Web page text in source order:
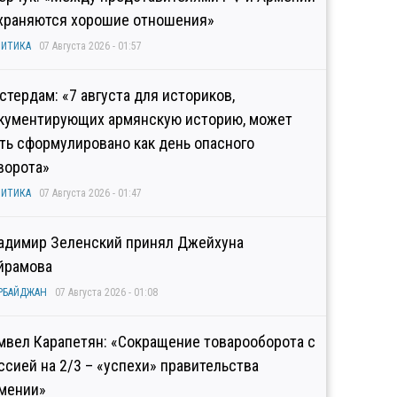
хорошие отношения»
07 Августа 2026 - 01:57
«7 августа для историков,
армянскую историю, может
сформулировано как день опасного
07 Августа 2026 - 01:47
Зеленский принял Джейхуна
07 Августа 2026 - 01:08
Карапетян: «Сокращение товарооборота с
на 2/3 – «успехи» правительства